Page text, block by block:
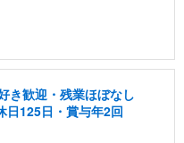
き歓迎・残業ほぼなし
日125日・賞与年2回